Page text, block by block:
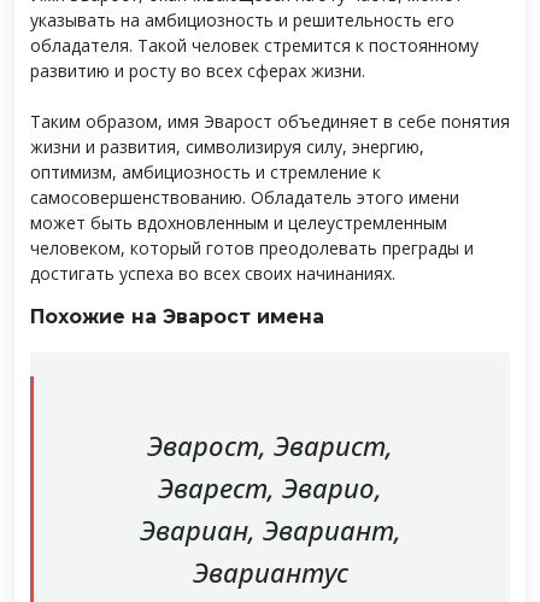
указывать на амбициозность и решительность его
обладателя. Такой человек стремится к постоянному
развитию и росту во всех сферах жизни.
Таким образом, имя Эварост объединяет в себе понятия
жизни и развития, символизируя силу, энергию,
оптимизм, амбициозность и стремление к
самосовершенствованию. Обладатель этого имени
может быть вдохновленным и целеустремленным
человеком, который готов преодолевать преграды и
достигать успеха во всех своих начинаниях.
Похожие на Эварост имена
Эварост, Эварист,
Эварест, Эварио,
Эвариан, Эвариант,
Эвариантус